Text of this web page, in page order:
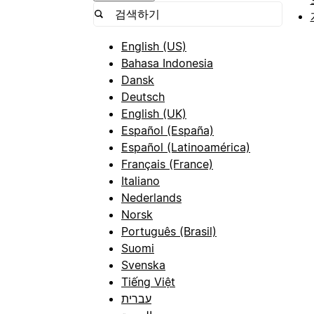
English (US)
Bahasa Indonesia
Dansk
Deutsch
English (UK)
Español (España)
Español (Latinoamérica)
Français (France)
Italiano
Nederlands
Norsk
Português (Brasil)
Suomi
Svenska
Tiếng Việt
עברית